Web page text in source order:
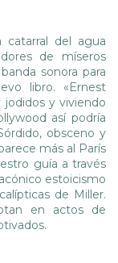
catarral del agua
de míseros
sonora para
libro. «Ernest
y viviendo
así podría
obsceno y
más al París
guía a través
estoicismo
de Miller.
en actos de